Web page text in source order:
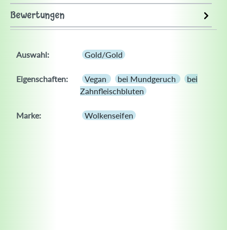
Bewertungen
Auswahl: Gold/Gold
Eigenschaften: Vegan bei Mundgeruch
bei
Zahnfleischbluten
Marke: Wolkenseifen